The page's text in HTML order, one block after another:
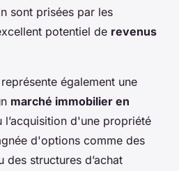
sont prisées par les
potentiel de revenus
également une
marché immobilier en
l’acquisition d'une propriété
d'options comme des
structures d’achat